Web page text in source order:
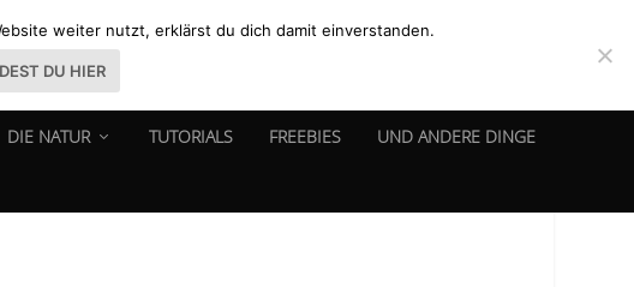
DIE NATUR TUTORIALS FREEBIES UND ANDERE DINGE
weiter nutzt, erklärst du dich damit einverstanden.
DU HIER